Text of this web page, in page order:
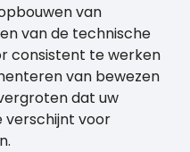
van
van de technische
consistent te werken
van bewezen
dat uw
verschijnt voor